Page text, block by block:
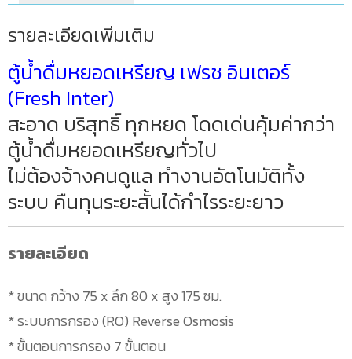
รายละเอียดเพิ่มเติม
ตู้น้ำดื่มหยอดเหรียญ เฟรช อินเตอร์
(Fresh Inter)
สะอาด บริสุทธิ์ ทุกหยด โดดเด่นคุ้มค่ากว่า
ตู้น้ำดื่มหยอดเหรียญทั่วไป
ไม่ต้องจ้างคนดูแล ทำงานอัตโนมัติทั้ง
ระบบ คืนทุนระยะสั้นได้กำไรระยะยาว
รายละเอียด
* ขนาด กว้าง 75 x ลึก 80 x สูง 175 ซม.
* ระบบการกรอง (RO) Reverse Osmosis
* ขั้นตอนการกรอง 7 ขั้นตอน